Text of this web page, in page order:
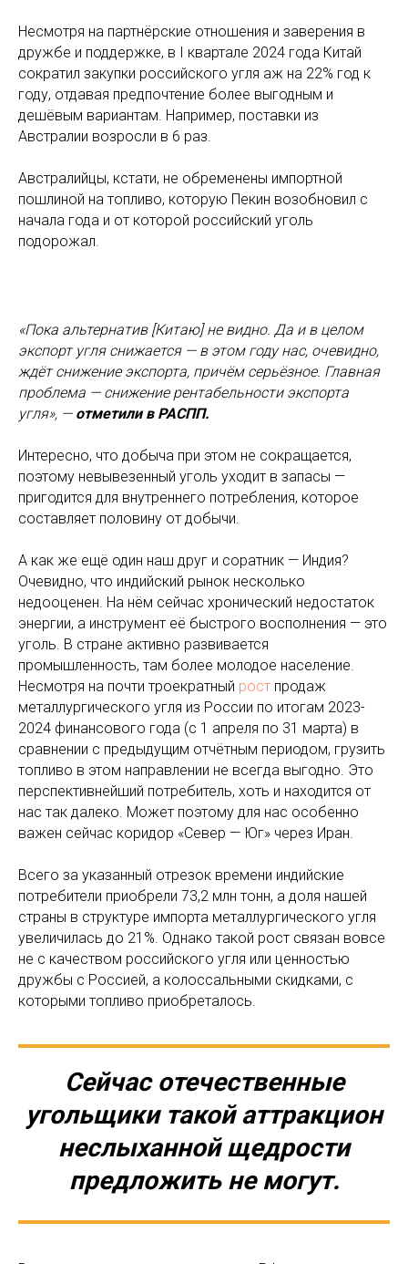
Несмотря на партнёрские отношения и заверения в
дружбе и поддержке, в I квартале 2024 года Китай
сократил закупки российского угля аж на 22% год к
году, отдавая предпочтение более выгодным и
дешёвым вариантам. Например, поставки из
Австралии возросли в 6 раз.
Австралийцы, кстати, не обременены импортной
пошлиной на топливо, которую Пекин возобновил с
начала года и от которой российский уголь
подорожал.
«Пока альтернатив [Китаю] не видно. Да и в целом
экспорт угля снижается — в этом году нас, очевидно,
ждёт снижение экспорта, причём серьёзное. Главная
проблема — снижение рентабельности экспорта
угля», — отметили в РАСПП.
Интересно, что добыча при этом не сокращается,
поэтому невывезенный уголь уходит в запасы —
пригодится для внутреннего потребления, которое
составляет половину от добычи.
А как же ещё один наш друг и соратник — Индия?
Очевидно, что индийский рынок несколько
недооценен. На нём сейчас хронический недостаток
энергии, а инструмент её быстрого восполнения — это
уголь. В стране активно развивается
промышленность, там более молодое население.
Несмотря на почти троекратный рост продаж
металлургического угля из России по итогам 2023-
2024 финансового года (с 1 апреля по 31 марта) в
сравнении с предыдущим отчётным периодом, грузить
топливо в этом направлении не всегда выгодно. Это
перспективнейший потребитель, хоть и находится от
нас так далеко. Может поэтому для нас особенно
важен сейчас коридор «Север — Юг» через Иран.
Всего за указанный отрезок времени индийские
потребители приобрели 73,2 млн тонн, а доля нашей
страны в структуре импорта металлургического угля
увеличилась до 21%. Однако такой рост связан вовсе
не с качеством российского угля или ценностью
дружбы с Россией, а колоссальными скидками, с
которыми топливо приобреталось.
Сейчас отечественные
угольщики такой аттракцион
неслыханной щедрости
предложить не могут.